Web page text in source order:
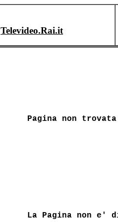
Televideo.Rai.it
Pagina non trovata
La Pagina non e'